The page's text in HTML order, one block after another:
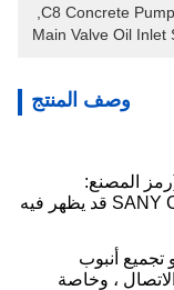
C8 Concrete
Main Valve Oil Inlet
وصف المنتج
المصنع:
13053606) من شاحنة مضخة الخرسانة SANY C8 قد يظهر فيه
أنبوب
، وخاصة